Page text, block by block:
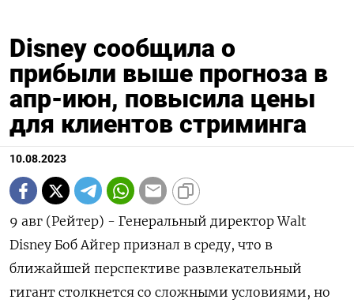
Disney сообщила о
прибыли выше прогноза в
апр-июн, повысила цены
для клиентов стриминга
10.08.2023
9 авг (Рейтер) - Генеральный директор Walt
Disney Боб Айгер признал в среду, что в
ближайшей перспективе развлекательный
гигант столкнется со сложными условиями, но